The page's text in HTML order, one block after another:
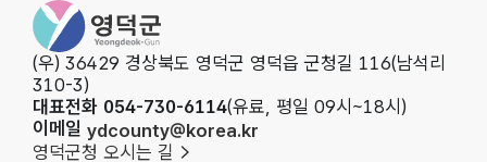
영덕군청
(우) 36429 경상북도 영덕군 영덕읍 군청길 116(남석리
310-3)
대표전화 054-730-6114(유료, 평일 09시~18시)
이메일 ydcounty@korea.kr
영덕군청 오시는 길